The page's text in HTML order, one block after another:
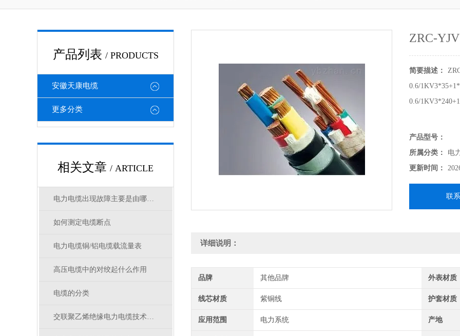
产品列表 / PRODUCTS
安徽天康电缆
更多分类
相关文章 / ARTICLE
电力电缆出现故障主要是由哪几方面原因造成
如何测定电缆断点
电力电缆铜/铝电缆载流量表
高压电缆中的对绞起什么作用
电缆的分类
交联聚乙烯绝缘电力电缆技术参数
ZRC-
简要描述：
0.6/
0.6/
产品型号：
所属分类：
电
更新时间：
联
详细说明：
品牌 其他品牌 外表材质
线芯材质 紫铜线 护套材质
应用范围 电力系统 产地